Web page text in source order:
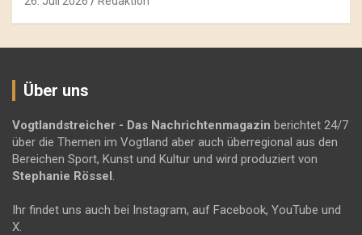
Über uns
Vogtlandstreicher - Das Nachrichtenmagazin berichtet 24/7
über die Themen im Vogtland aber auch überregional aus den
Bereichen Sport, Kunst und Kultur und wird produziert von
Stephanie Rössel.
Ihr findet uns auch bei Instagram, auf Facebook, YouTube und
X.